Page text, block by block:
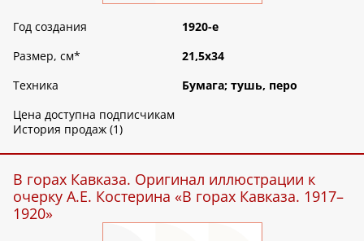
Год создания
1920-е
Размер, см*
21,5х34
Техника
Бумага; тушь, перо
Цена доступна подписчикам
История продаж (1)
В горах Кавказа. Оригинал иллюстрации к
очерку А.Е. Костерина «В горах Кавказа. 1917–
1920»